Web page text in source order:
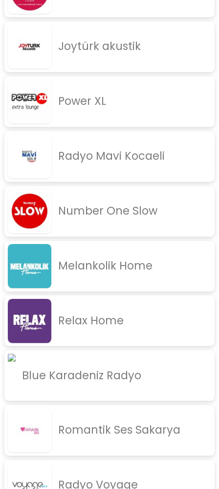
Joytürk akustik
Power XL
Radyo Mavi Kocaeli
Number One Slow
Melankolik Home
Relax Home
Blue Karadeniz Radyo
Romantik Ses Sakarya
Radyo Voyage